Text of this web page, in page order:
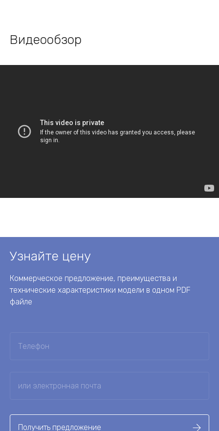
Видеообзор
Узнайте цену
Коммерческое предложение, преимущества и
технические характеристики модели в одном PDF
файле
Получить предложение